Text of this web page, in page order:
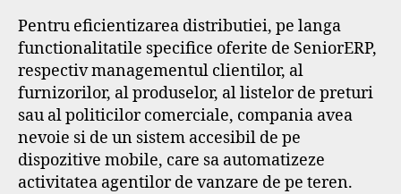
Pentru eficientizarea distributiei, pe langa
functionalitatile specifice oferite de SeniorERP,
respectiv managementul clientilor, al
furnizorilor, al produselor, al listelor de preturi
sau al politicilor comerciale, compania avea
nevoie si de un sistem accesibil de pe
dispozitive mobile, care sa automatizeze
activitatea agentilor de vanzare de pe teren.